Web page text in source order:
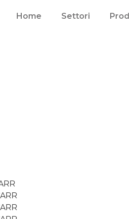
Home Settori